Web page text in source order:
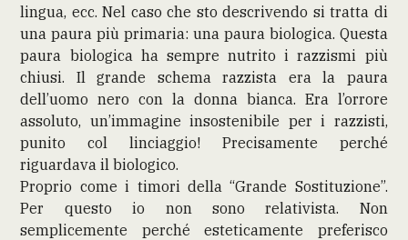
lingua, ecc. Nel caso che sto descrivendo si tratta di
una paura più primaria: una paura biologica. Questa
paura biologica ha sempre nutrito i razzismi più
chiusi. Il grande schema razzista era la paura
dell’uomo nero con la donna bianca. Era l’orrore
assoluto, un’immagine insostenibile per i razzisti,
punito col linciaggio! Precisamente perché
riguardava il biologico.
Proprio come i timori della “Grande Sostituzione”.
Per questo io non sono relativista. Non
semplicemente perché esteticamente preferisco